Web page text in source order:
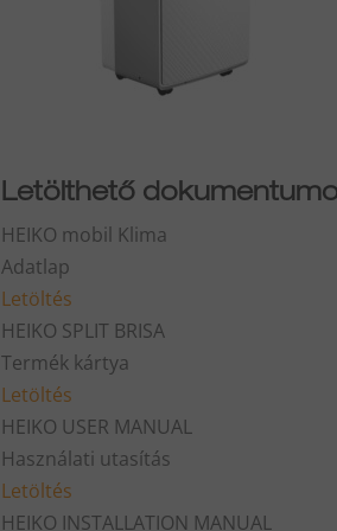
Letölthető
HEIKO mobil Klima
Adatlap
Letöltés
HEIKO SPLIT BRISA
Termék kártya
Letöltés
HEIKO USER MANUAL
Használati utasítás
Letöltés
HEIKO INSTALLATION MANUAL